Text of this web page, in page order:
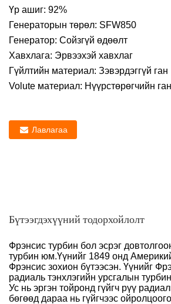
Үр ашиг: 92%
Генераторын төрөл: SFW850
Генератор: Сойзгүй өдөөлт
Хавхлага: Эрвээхэй хавхлаг
Гүйлтийн материал: Зэвэрдэггүй ган
Volute материал: Нүүрстөрөгчийн ган
Лавлагаа
Бүтээгдэхүүний тодорхойлолт
Фрэнсис турбин бол эсрэг
турбин юм.Үүнийг 1849 онд
Фрэнсис зохион бүтээсэн. Үүнийг
радиаль тэнхлэгийн урсгалын
Ус нь эргэн тойронд гүйгч рүү
бөгөөд дараа нь гүйгчээс